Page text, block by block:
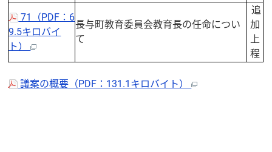
71（PDF：6
9.5キロバイ
ト）
長与町教育委員会教育長の任命につい
て
追
加
上
程
議案の概要（PDF：131.1キロバイト）